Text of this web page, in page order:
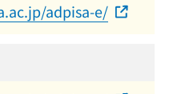
adpisa-e/